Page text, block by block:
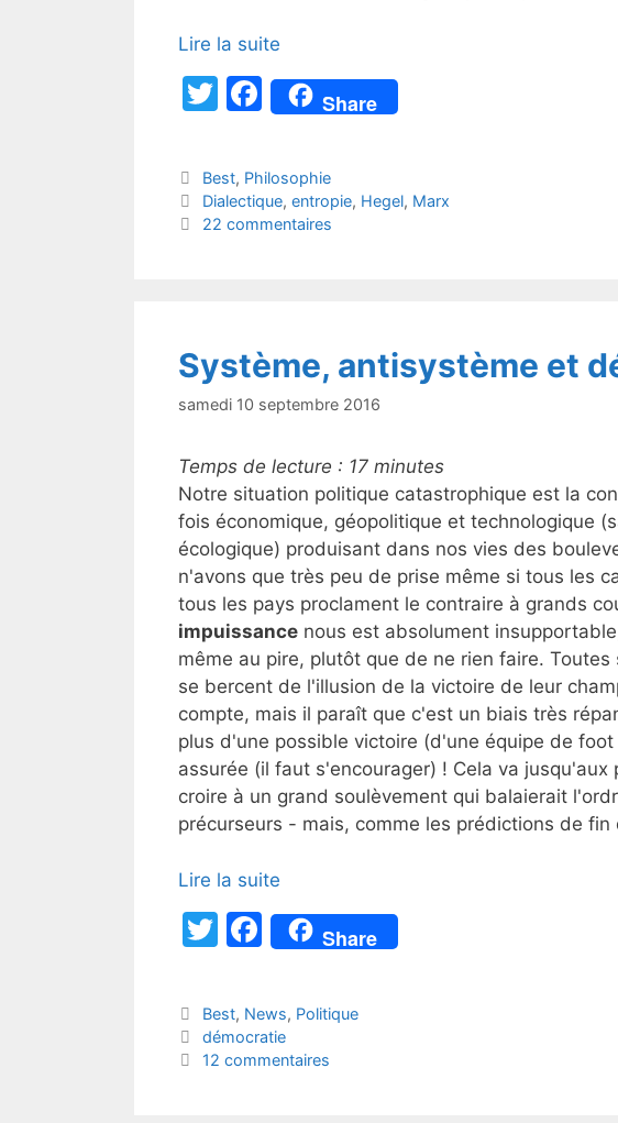
Lire la suite
T
itt
er
F
a
c
e
b
Share
Catégories
Best, Philosophie
Étiquettes
Dialectique, entropie, Hegel, Marx
22 commentaires
Système, antisystème et
samedi 10 septembre 2016
Temps de lecture : 17 minutes
Notre situation politique catastrophique est la
fois économique, géopolitique et technologique
écologique) produisant dans nos vies des
n'avons que très peu de prise même si tous les
tous les pays proclament le contraire à grands
impuissance nous est absolument
même au pire, plutôt que de ne rien faire.
se bercent de l'illusion de la victoire de leur
compte, mais il paraît que c'est un biais très
plus d'une possible victoire (d'une équipe de
assurée (il faut s'encourager) ! Cela va
croire à un grand soulèvement qui balaierait
précurseurs - mais, comme les prédictions de
Lire la suite
T
itt
er
F
a
e
b
Share
Catégories
Best, News, Politique
Étiquettes
démocratie
12 commentaires